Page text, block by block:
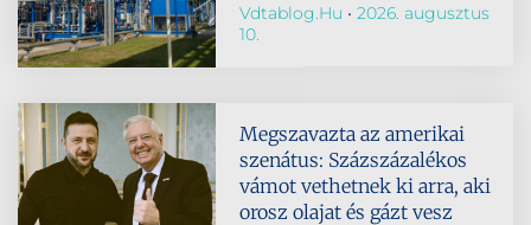
Vdtablog.hu
2026. augusztus
10.
Megszavazta az amerikai
szenátus: Százszázalékos
vámot vethetnek ki arra, aki
orosz olajat és gázt vesz